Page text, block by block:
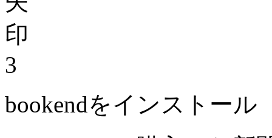
3
bookendをインストール